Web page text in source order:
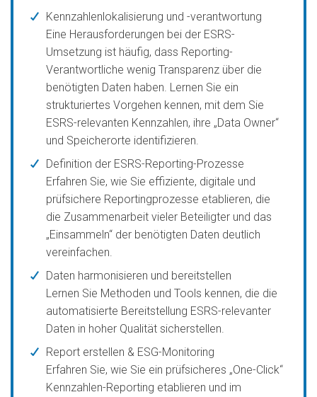
Kennzahlenlokalisierung und -verantwortung
Eine Herausforderungen bei der ESRS-
Umsetzung ist häufig, dass Reporting-
Verantwortliche wenig Transparenz über die
benötigten Daten haben. Lernen Sie ein
strukturiertes Vorgehen kennen, mit dem Sie
ESRS-relevanten Kennzahlen, ihre „Data Owner“
und Speicherorte identifizieren.
Definition der ESRS-Reporting-Prozesse
Erfahren Sie, wie Sie effiziente, digitale und
prüfsichere Reportingprozesse etablieren, die
die Zusammenarbeit vieler Beteiligter und das
„Einsammeln“ der benötigten Daten deutlich
vereinfachen.
Daten harmonisieren und bereitstellen
Lernen Sie Methoden und Tools kennen, die die
automatisierte Bereitstellung ESRS-relevanter
Daten in hoher Qualität sicherstellen.
Report erstellen & ESG-Monitoring
Erfahren Sie, wie Sie ein prüfsicheres „One-Click“
Kennzahlen-Reporting etablieren und im